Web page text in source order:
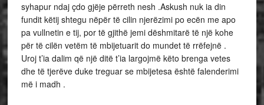
syhapur ndaj çdo gjëje përreth nesh .Askush nuk ia din
fundit këtij shtegu nëpër të cilin njerëzimi po ecën me apo
pa vullnetin e tij, por të gjithë jemi dëshmitarë të një kohe
për të cilën vetëm të mbijetuarit do mundet të rrëfejnë .
Uroj t’ia dalim që një ditë t’ia largojmë këto brenga vetes
dhe të tjerëve duke treguar se mbijetesa është falenderimi
më i madh .